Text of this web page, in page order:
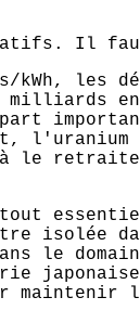
Il
les
isolée
le